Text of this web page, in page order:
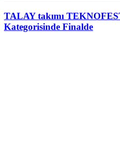
TALAY takımı
Kategorisinde Finalde